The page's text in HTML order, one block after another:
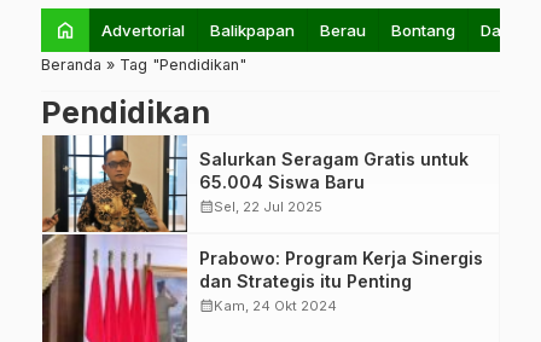
home Advertorial Balikpapan Berau Bontang Daerah
Beranda » Tag "Pendidikan"
Pendidikan
Salurkan Seragam Gratis untuk
65.004 Siswa Baru
calendar_monthSel, 22 Jul 2025
Presiden
Prabowo
Subianto bersama
Wakil Presiden
Prabowo: Program Kerja Sinergis
dan Strategis itu Penting
calendar_monthKam, 24 Okt 2024